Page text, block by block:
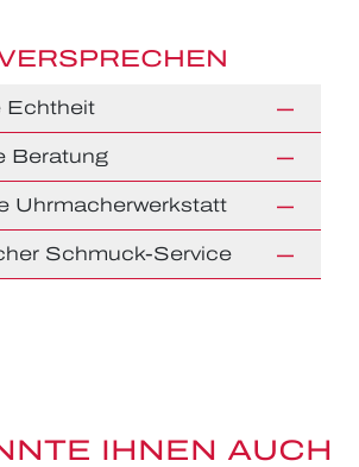
Echtheit
Beratung
Uhrmacherwerkstatt
Schmuck-Service
IHNEN AUCH